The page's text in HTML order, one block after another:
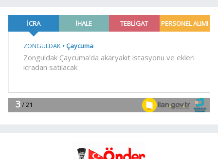
gemi
18:52Türk Tarih Kurumu'ndan tarihi
18:48 .